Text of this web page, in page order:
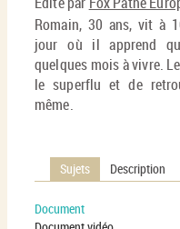
Romain, 30 ans, vit à
jour où il apprend
quelques mois à vivre.
le superflu et de
même.
Sujets Description
Document